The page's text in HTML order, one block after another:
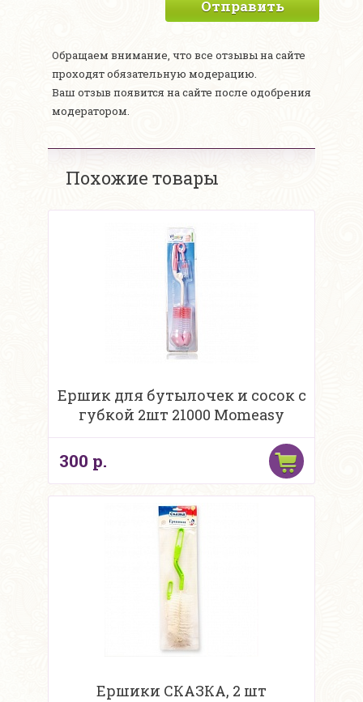
Отправить
Обращаем внимание, что все отзывы на сайте
проходят обязательную модерацию.
Ваш отзыв появится на сайте после одобрения
модератором.
Похожие товары
Ершик для бутылочек и сосок с
губкой 2шт 21000 Momeasy
300 р.
Ершики СКАЗКА, 2 шт